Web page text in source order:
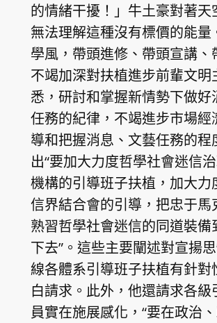
的情緒干擾！」牛土豪對著天
無法理解這種沒有標價的能量
學風，帶頭進修、帶頭宣講、
不竭加深對扶植進步前輩文明
悉，研討和掌握新情勢下做好
任務的紀律，不竭進步市場經
導和把握消息、文藝任務的程
出“要加大力度哲學社會迷信
機構的引導班子扶植，加大力
信界結合會的引導，把忠于馬
熟習哲學社會迷信的同道裝備
下去”。這些主要闡述對宣揚
線各體系引導班子扶植有針對
白請求。此外，他還請求各級
員實在施展感化，“要在政治